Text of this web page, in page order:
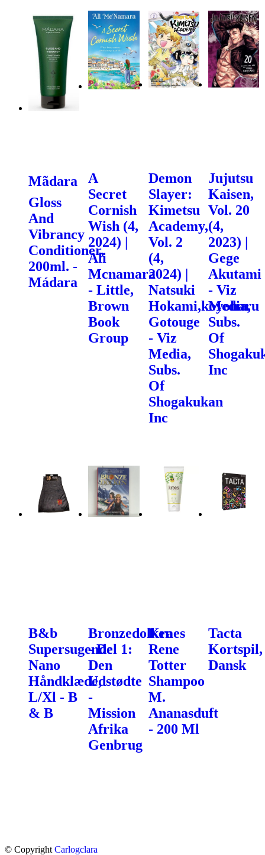
Mãdara
Gloss
And
Vibrancy
Conditioner,
200ml. -
Mádara
A
Secret
Cornish
Wish (4,
2024) |
Ali
Mcnamara
- Little,
Brown
Book
Group
Demon
Slayer:
Kimetsu
Academy,
Vol. 2
(4,
2024) |
Natsuki
Hokami,koyoharu
Gotouge
- Viz
Media,
Subs.
Of
Shogakukan
Inc
Jujutsu
Kaisen,
Vol. 20
(4,
2023) |
Gege
Akutami
- Viz
Media,
Subs.
Of
Inc
B&b
Supersugende
Nano
Håndklæde,
L/Xl - B
& B
Bronzedolken
- Del 1:
Den
Udstødte
-
Mission
Afrika
Genbrug
Kraes
Rene
Totter
Shampoo
M.
Ananasduft
- 200 Ml
Tacta
Kortspil,
Dansk
© Copyright Carlogclara